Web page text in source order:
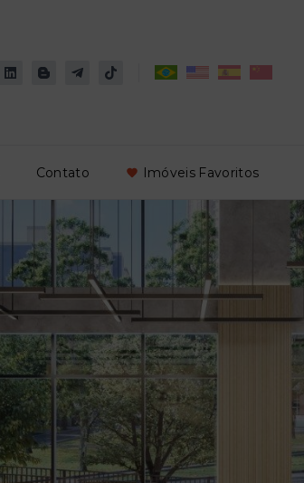
Contato Imóveis Favoritos